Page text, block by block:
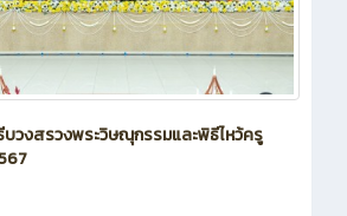
บวงสรวงพระวิษณุกรรมและพิธีไหว้ครู